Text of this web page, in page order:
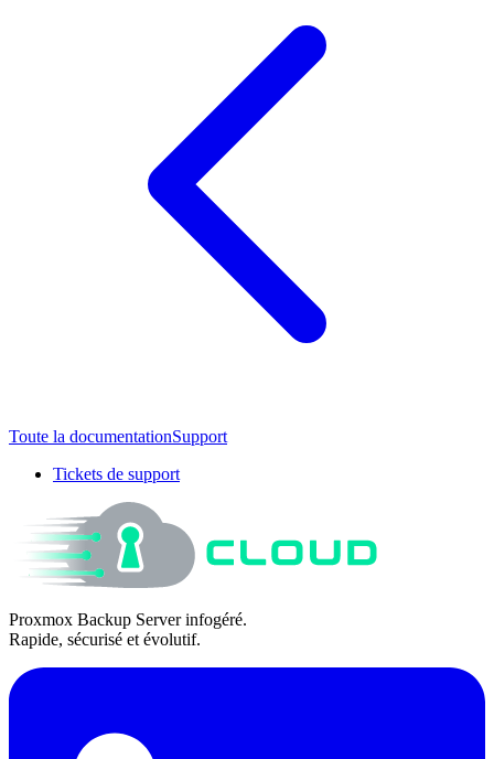
Toute la documentationSupport
Tickets de support
Proxmox Backup Server infogéré.
Rapide, sécurisé et évolutif.